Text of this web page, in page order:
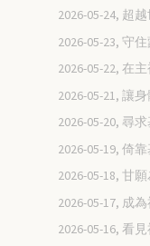
2026-05-24, 超
2026-05-23, 守
2026-05-22, 在
2026-05-21, 讓
2026-05-20, 尋
2026-05-19, 倚
2026-05-18, 甘
2026-05-17, 成
2026-05-16, 看